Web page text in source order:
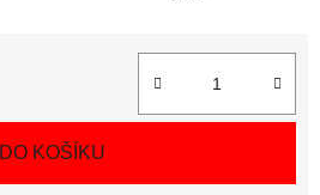
DO KOŠÍKU